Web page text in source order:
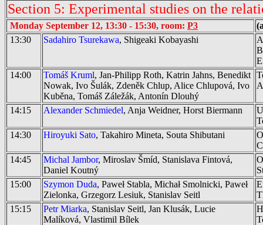
Section 5: Experimental studies on the
Monday September 12, 13:30 - 15:30, room: P3
13:30
Sadahiro Tsurekawa, Shigeaki Kobayashi
14:00
Tomáš Kruml, Jan-Philipp Roth, Katrin Jahns, Benedikt
Nowak, Ivo Šulák, Zdeněk Chlup, Alice Chlupová, Ivo
Kuběna, Tomáš Záležák, Antonín Dlouhý
14:15 Alexander Schmiedel, Anja Weidner, Horst Biermann
14:30
Hiroyuki Sato, Takahiro Mineta, Souta Shibutani
14:45
Michal Jambor, Miroslav Šmíd, Stanislava Fintová,
Daniel Koutný
15:00
Szymon Duda, Paweł Stabla, Michał Smolnicki, Paweł
Zielonka, Grzegorz Lesiuk, Stanislav Seitl
15:15
Petr Miarka, Stanislav Seitl, Jan Klusák, Lucie
Malíková, Vlastimil Bílek